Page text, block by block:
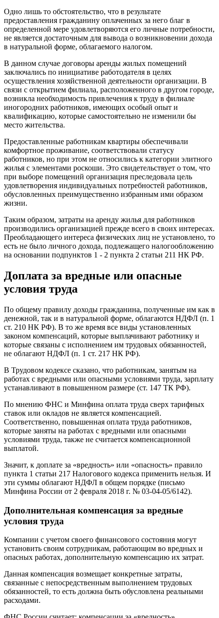
Одно лишь то обстоятельство, что в результате
предоставления гражданину оплаченных за него благ в
определенной мере удовлетворяются его личные потребности,
не является достаточным для вывода о возникновении дохода
в натуральной форме, облагаемого налогом.
В данном случае договоры аренды жилых помещений
заключались по инициативе работодателя в целях
осуществления хозяйственной деятельности организации. В
связи с открытием филиала, расположенного в другом городе,
возникла необходимость привлечения к труду в филиале
иногородних работников, имеющих особый опыт и
квалификацию, которые самостоятельно не изменили бы
место жительства.
Предоставленные работникам квартиры обеспечивали
комфортное проживание, соответствовали статусу
работников, но при этом не относились к категории элитного
жилья с элементами роскоши. Это свидетельствует о том, что
при выборе помещений организация преследовала цель
удовлетворения индивидуальных потребностей работников,
обусловленных преимущественно избранным ими образом
жизни.
Таким образом, затраты на аренду жилья для работников
производились организацией прежде всего в своих интересах.
Преобладающего интереса физических лиц не установлено, то
есть не было личного дохода, подлежащего налогообложению
на основании подпунктов 1 - 2 пункта 2 статьи 211 НК РФ.
Доплата за вредные или опасные
условия труда
По общему правилу доходы гражданина, полученные им как в
денежной, так и в натуральной форме, облагаются НДФЛ (п. 1
ст. 210 НК РФ). В то же время все виды установленных
законом компенсаций, которые выплачивают работнику и
которые связаны с исполнением им трудовых обязанностей,
не облагают НДФЛ (п. 1 ст. 217 НК РФ).
В Трудовом кодексе сказано, что работникам, занятым на
работах с вредными или опасными условиями труда, зарплату
устанавливают в повышенном размере (ст. 147 ТК РФ).
По мнению ФНС и Минфина оплата труда сверх тарифных
ставок или окладов не является компенсацией.
Соответственно, повышенная оплата труда работников,
которые заняты на работах с вредными или опасными
условиями труда, также не считается компенсационной
выплатой.
Значит, к доплате за «вредность» или «опасность» правило
пункта 1 статьи 217 Налогового кодекса применить нельзя. И
эти суммы облагают НДФЛ в общем порядке (письмо
Минфина России от 2 февраля 2018 г. № 03-04-05/6142).
Дополнительная компенсация за вредные
условия труда
Компании с учетом своего финансового состояния могут
установить своим сотрудникам, работающим во вредных и
опасных работах, дополнительную компенсацию их затрат.
Данная компенсация возмещает конкретные затраты,
связанные с непосредственным выполнением трудовых
обязанностей, то есть должна быть обусловлена реальными
расходами.